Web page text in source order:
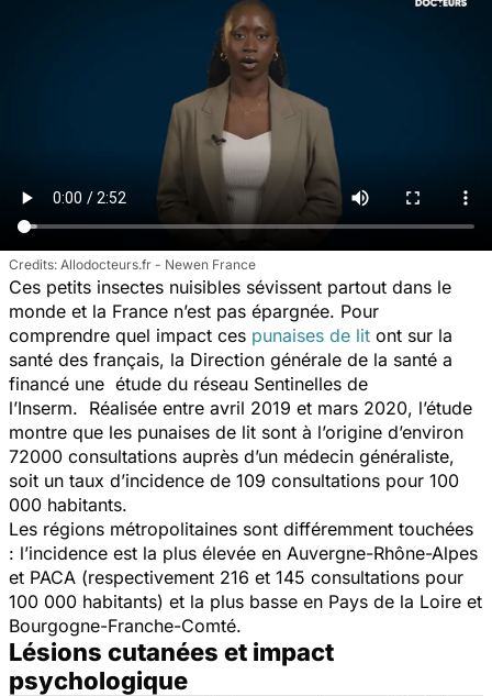
Allodocteurs.fr - Newen France
Ces petits insectes nuisibles sévissent partout dans le
monde et la France n’est pas épargnée. Pour
comprendre quel impact ces punaises de lit ont sur la
santé des français, la Direction générale de la santé a
financé une étude du réseau Sentinelles de
l’Inserm. Réalisée entre avril 2019 et mars 2020, l’étude
montre que les punaises de lit sont à l’origine d’environ
72000 consultations auprès d’un médecin généraliste,
soit un taux d’incidence de 109 consultations pour 100
000 habitants.
Les régions métropolitaines sont différemment touchées
: l’incidence est la plus élevée en Auvergne-Rhône-Alpes
et PACA (respectivement 216 et 145 consultations pour
100 000 habitants) et la plus basse en Pays de la Loire et
Bourgogne-Franche-Comté.
Lésions cutanées et impact
psychologique